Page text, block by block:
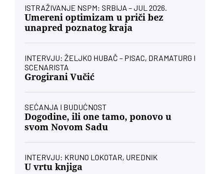
ISTRAŽIVANJE NSPM: SRBIJA – JUL 2026.
Umereni optimizam u priči bez
unapred poznatog kraja
INTERVJU: ŽELJKO HUBAČ – PISAC, DRAMATURG I
SCENARISTA
Grogirani Vučić
SEĆANJA I BUDUĆNOST
Dogodine, ili one tamo, ponovo u
svom Novom Sadu
INTERVJU: KRUNO LOKOTAR, UREDNIK
U vrtu knjiga